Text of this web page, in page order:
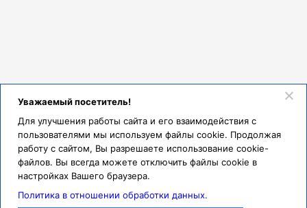
Уважаемый посетитель!
Для улучшения работы сайта и его взаимодействия с
пользователями мы используем файлы cookie. Продолжая
работу с сайтом, Вы разрешаете использование cookie-
файлов. Вы всегда можете отключить файлы cookie в
настройках Вашего браузера.
Политика в отношении обработки данных.